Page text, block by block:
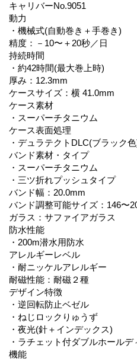
キャリバーNo.9051
動力
・機械式(自動巻き＋手巻き)
精度：－10〜＋20秒／日
持続時間
・約42時間(最大巻上時)
厚み：12.3mm
ケースサイズ：横 41.0mm
ケース素材
・スーパーチタニウム
ケース表面処理
・デュラテクトDLC(ブラック
バンド素材・タイプ
・スーパーチタニウム
・三ツ折れプッシュタイプ
バンド幅：20.0mm
バンド調整可能サイズ：146〜
ガラス：サファイアガラス
防水性能
・200m潜水用防水
アレルギーレベル
・耐ニッケルアレルギー
耐磁性能：耐磁２種
デザイン特徴
・逆回転防止ベゼル
・ねじロックりゅうず
・夜光(針＋インデックス)
・ラチェット付ダブルホール
機能